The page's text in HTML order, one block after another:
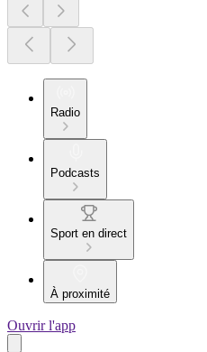
Radio
Podcasts
Sport en direct
À proximité
Ouvrir l'app